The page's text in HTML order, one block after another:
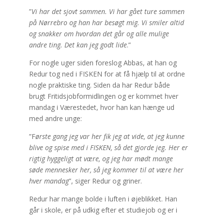
”Vi har det sjovt sammen. Vi har gået ture sammen
på Nørrebro og han har besøgt mig. Vi smiler altid
og snakker om hvordan det går og alle mulige
andre ting. Det kan jeg godt lide.”
For nogle uger siden foreslog Abbas, at han og
Redur tog ned i FISKEN for at få hjælp til at ordne
nogle praktiske ting. Siden da har Redur både
brugt Fritidsjobformidlingen og er kommet hver
mandag i Værestedet, hvor han kan hænge ud
med andre unge:
”Første gang jeg var her fik jeg at vide, at jeg kunne
blive og spise med i FISKEN, så det gjorde jeg. Her er
rigtig hyggeligt at være, og jeg har mødt mange
søde mennesker her, så jeg kommer til at være her
hver mandag”, siger Redur og griner.
Redur har mange bolde i luften i øjeblikket. Han
går i skole, er på udkig efter et studiejob og er i